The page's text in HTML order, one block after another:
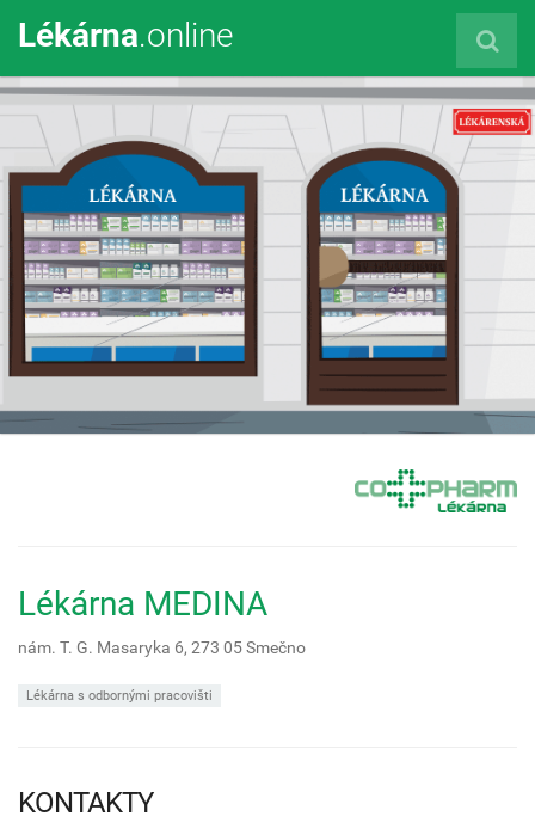
Lékárna.online
Lékárna MEDINA
nám. T. G. Masaryka 6, 273 05Smečno
Lékárna s odbornými pracovišti
KONTAKTY